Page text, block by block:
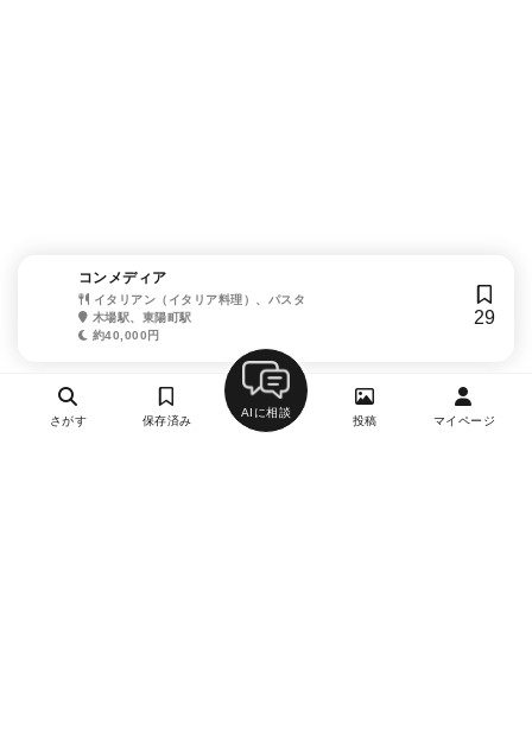
コンメディア
イタリアン（イタリア料理）、パスタ
木場駅、東陽町駅
約40,000円
29
さがす 保存済み
AIに相談
投稿 マイページ